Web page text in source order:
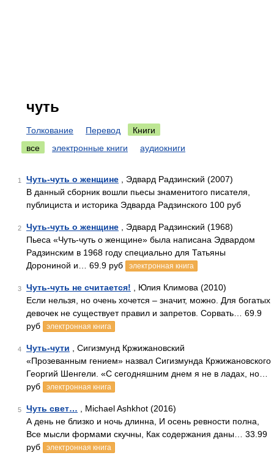
чуть
Толкование Перевод
Книги
все
электронные книги аудиокниги
1 Чуть-чуть о женщине , Эдвард Радзинский (2007)
В данный сборник вошли пьесы знаменитого писателя,
публициста и историка Эдварда Радзинского 100 руб
2 Чуть-чуть о женщине , Эдвард Радзинский (1968)
Пьеса «Чуть-чуть о женщине» была написана Эдвардом
Радзинским в 1968 году специально для Татьяны
Дорониной и… 69.9 руб
электронная книга
3 Чуть-чуть не считается! , Юлия Климова (2010)
Если нельзя, но очень хочется – значит, можно. Для богатых
девочек не существует правил и запретов. Сорвать… 69.9
руб
электронная книга
4 Чуть-чути , Сигизмунд Кржижановский
«Прозеванным гением» назвал Сигизмунда Кржижановского
Георгий Шенгели. «С сегодняшним днем я не в ладах, но…
руб
электронная книга
5 Чуть свет… , Michael Ashkhot (2016)
А день не близко и ночь длинна, И осень ревности полна,
Все мысли формами скучны, Как содержания даны… 33.99
руб
электронная книга